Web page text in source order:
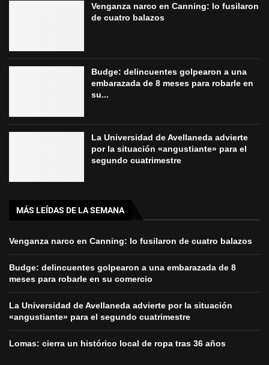
Venganza narco en Canning: lo fusilaron
de cuatro balazos
Budge: delincuentes golpearon a una
embarazada de 8 meses para robarle en
su...
La Universidad de Avellaneda advierte
por la situación «angustiante» para el
segundo cuatrimestre
MÁS LEÍDAS DE LA SEMANA
Venganza narco en Canning: lo fusilaron de cuatro balazos
Budge: delincuentes golpearon a una embarazada de 8
meses para robarle en su comercio
La Universidad de Avellaneda advierte por la situación
«angustiante» para el segundo cuatrimestre
Lomas: cierra un histórico local de ropa tras 36 años